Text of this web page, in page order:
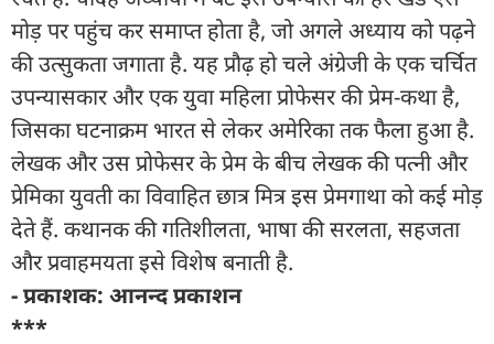
मोड़ पर पहुंच कर समाप्त होता है, जो अगले अध्याय को पढ़ने
की उत्सुकता जगाता है. यह प्रौढ़ हो चले अंग्रेजी के एक चर्चित
उपन्यासकार और एक युवा महिला प्रोफेसर की प्रेम-कथा है,
जिसका घटनाक्रम भारत से लेकर अमेरिका तक फैला हुआ है.
लेखक और उस प्रोफेसर के प्रेम के बीच लेखक की पत्नी और
प्रेमिका युवती का विवाहित छात्र मित्र इस प्रेमगाथा को कई मोड़
देते हैं. कथानक की गतिशीलता, भाषा की सरलता, सहजता
और प्रवाहमयता इसे विशेष बनाती है.
- प्रकाशक: आनन्द प्रकाशन
***